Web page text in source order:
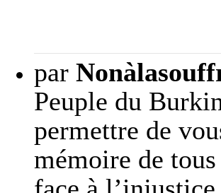
par
Peuple du
permettre de
mémoire de